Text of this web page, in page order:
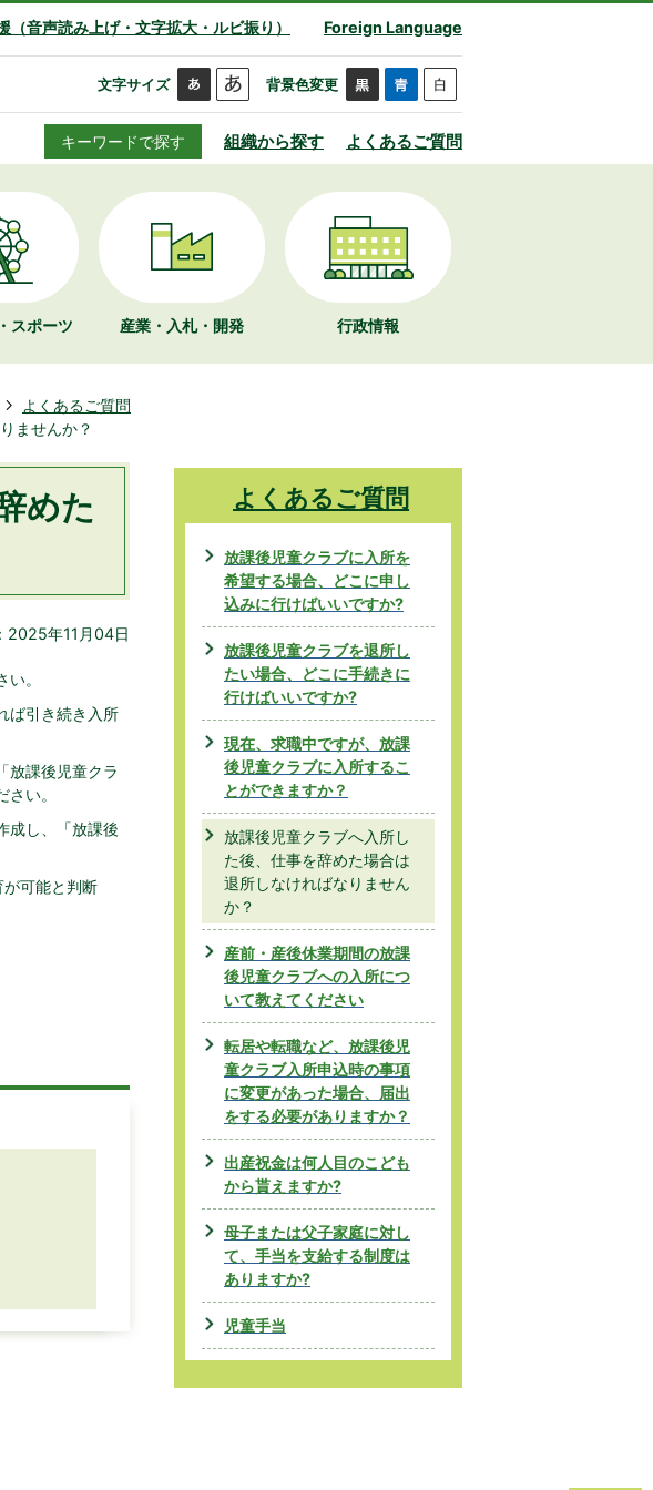
（音声読み上げ・文字拡大・ルビ振り） Foreign Language
文字サイズ 背景色変更
キーワードで探す 組織から探す よくあるご質問
スポーツ 産業・入札・開発 行政情報
よくあるご質問
ませんか？
めた
2025年11月04日
。
ば引き続き入所
放課後児童クラ
い。
成し、「放課後
可能と判断
よくあるご質問
放課後児童クラブに入所を
希望する場合、どこに申し
込みに行けばいいですか?
放課後児童クラブを退所し
たい場合、どこに手続きに
行けばいいですか?
現在、求職中ですが、放課
後児童クラブに入所するこ
とができますか？
放課後児童クラブへ入所し
た後、仕事を辞めた場合は
退所しなければなりません
か？
産前・産後休業期間の放課
後児童クラブへの入所につ
いて教えてください
転居や転職など、放課後児
童クラブ入所申込時の事項
に変更があった場合、届出
をする必要がありますか？
出産祝金は何人目のこども
から貰えますか?
母子または父子家庭に対し
て、手当を支給する制度は
ありますか?
児童手当